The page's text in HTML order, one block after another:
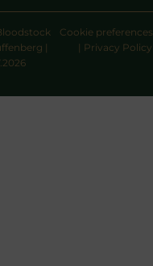
|
Cookie preferences
| Privacy Policy